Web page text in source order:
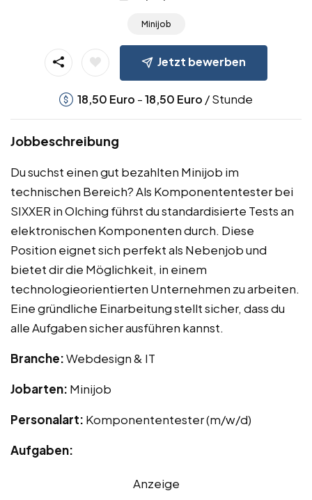
Minijob
Jetzt bewerben
18,50 Euro -18,50 Euro / Stunde
Jobbeschreibung
Du suchst einen gut bezahlten Minijob im
technischen Bereich? Als Komponententester bei
SIXXER in Olching führst du standardisierte Tests an
elektronischen Komponenten durch. Diese
Position eignet sich perfekt als Nebenjob und
bietet dir die Möglichkeit, in einem
technologieorientierten Unternehmen zu arbeiten.
Eine gründliche Einarbeitung stellt sicher, dass du
alle Aufgaben sicher ausführen kannst.
Branche:Webdesign & IT
Jobarten: Minijob
Personalart: Komponententester (m/w/d)
Aufgaben:
Anzeige